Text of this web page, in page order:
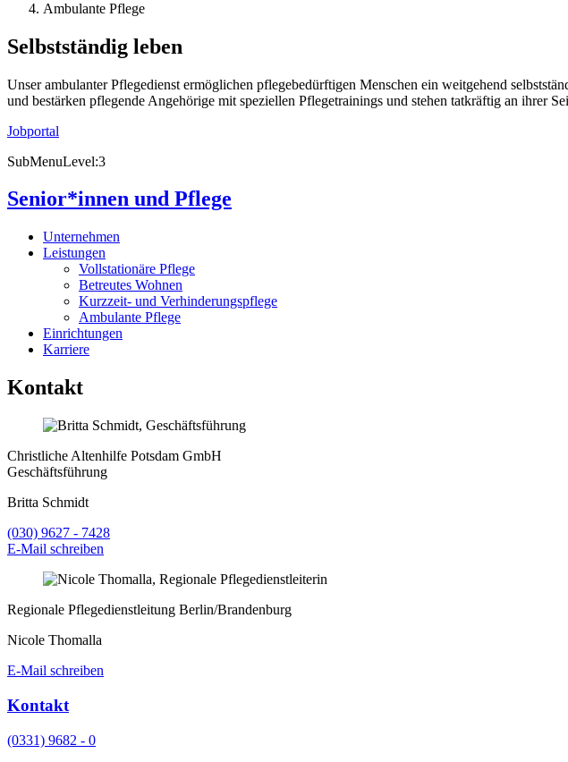
Ambulante Pflege
Selbstständig leben
Unser ambulanter Pflegedienst ermöglichen pflegebedürftigen Menschen ein weitgehend
und bestärken pflegende Angehörige mit speziellen Pflegetrainings und stehen tatkräftig an ihrer
Jobportal
SubMenuLevel:3
Senior*innen und Pflege
Unternehmen
Leistungen
Vollstationäre Pflege
Betreutes Wohnen
Kurzzeit- und Verhinderungspflege
Ambulante Pflege
Einrichtungen
Karriere
Kontakt
Christliche Altenhilfe Potsdam GmbH
Geschäftsführung
Britta Schmidt
(030) 9627 - 7428
E-Mail schreiben
Regionale Pflegedienstleitung Berlin/Brandenburg
Nicole Thomalla
E-Mail schreiben
Kontakt
(0331) 9682 - 0